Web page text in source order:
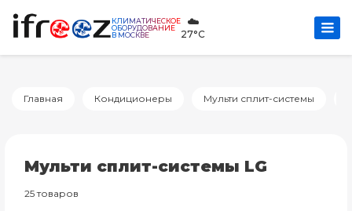
КЛИМАТИЧЕСКОЕ
ОБОРУДОВАНИЕ
В МОСКВЕ
☁️
27°C
Главная Кондиционеры Мульти сплит-системы
Мульти сплит-системы LG
25 товаров